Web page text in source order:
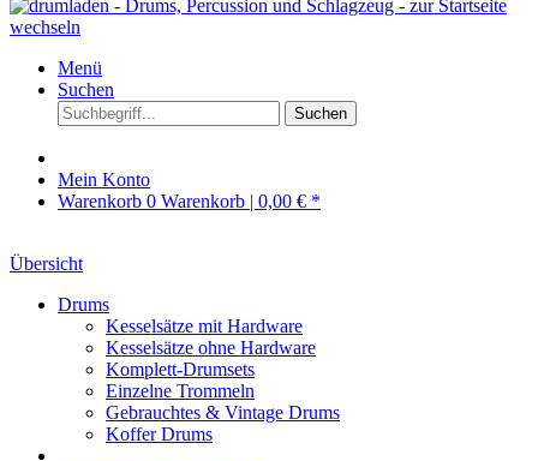
Menü
Suchen
Suchen
Mein Konto
Warenkorb 0 Warenkorb | 0,00 € *
Übersicht
Drums
Kesselsätze mit Hardware
Kesselsätze ohne Hardware
Komplett-Drumsets
Einzelne Trommeln
Gebrauchtes & Vintage Drums
Koffer Drums